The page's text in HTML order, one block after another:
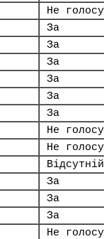
Не
За
За
За
За
За
За
Не
Не
Відсутній
За
За
За
Не